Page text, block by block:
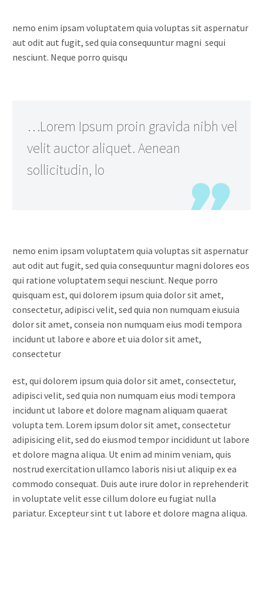
nemo enim ipsam voluptatem quia voluptas sit aspernatur
aut odit aut fugit, sed quia consequuntur magni sequi
nesciunt. Neque porro quisqu
…Lorem Ipsum proin gravida nibh vel
velit auctor aliquet. Aenean
sollicitudin, lo
nemo enim ipsam voluptatem quia voluptas sit aspernatur
aut odit aut fugit, sed quia consequuntur magni dolores eos
qui ratione voluptatem sequi nesciunt. Neque porro
quisquam est, qui dolorem ipsum quia dolor sit amet,
consectetur, adipisci velit, sed quia non numquam eiusuia
dolor sit amet, conseia non numquam eius modi tempora
incidunt ut labore e abore et uia dolor sit amet,
consectetur
est, qui dolorem ipsum quia dolor sit amet, consectetur,
adipisci velit, sed quia non numquam eius modi tempora
incidunt ut labore et dolore magnam aliquam quaerat
volupta tem. Lorem ipsum dolor sit amet, consectetur
adipisicing elit, sed do eiusmod tempor incididunt ut labore
et dolore magna aliqua. Ut enim ad minim veniam, quis
nostrud exercitation ullamco laboris nisi ut aliquip ex ea
commodo consequat. Duis aute irure dolor in reprehenderit
in voluptate velit esse cillum dolore eu fugiat nulla
pariatur. Excepteur sint t ut labore et dolore magna aliqua.